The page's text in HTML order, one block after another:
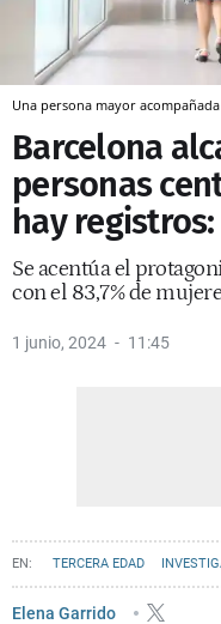
Una persona mayor
Barcelona
personas
hay
Se acentúa el
con el 83,7% de
1 junio, 2024 11:45
TERCERA EDAD
Elena Garrido